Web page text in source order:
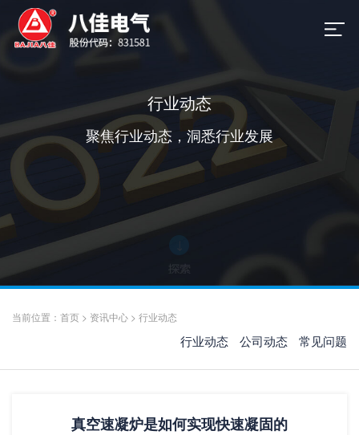
行业动态
聚焦行业动态，洞悉行业发展
当前位置： 首页 > 资讯中心 > 行业动态
行业动态 公司动态 常见问题
真空速凝炉是如何实现快速凝固的